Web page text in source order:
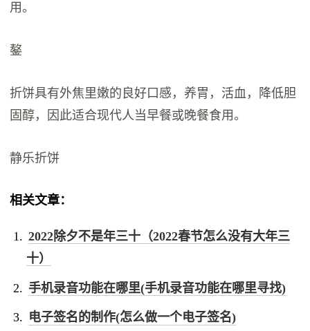
用。
鏊
折饼具有外焦里嫩的良好口感，养胃，活血，降低胆
固醇，因此适合现代人当早餐或晚餐食用。
静乐折饼
相关文章：
2022除夕不是年三十（2022春节怎么没有大年三
十）
手机录音功能在哪里(手机录音功能在哪里寻找)
电子签名的制作(怎么做一个电子签名)